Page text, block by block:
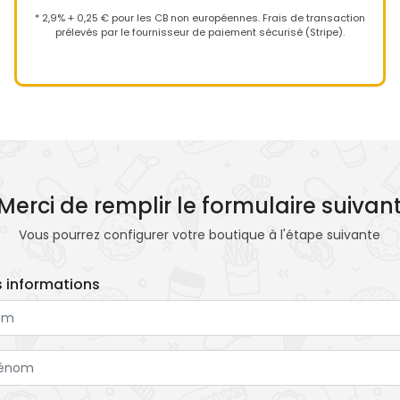
* 2,9% + 0,25 € pour les CB non européennes. Frais de transaction
prélevés par le fournisseur de paiement sécurisé (Stripe).
de remplir le formulaire
Vous pourrez configurer votre boutique à l'étape suivante
informations